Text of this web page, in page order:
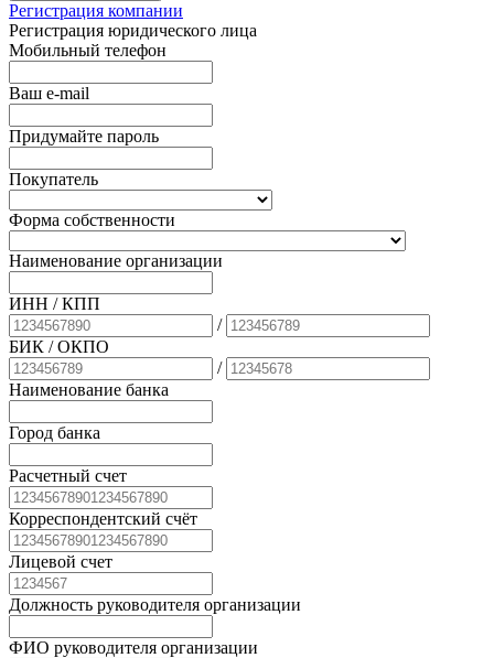
Регистрация компании
Регистрация юридического лица
Мобильный телефон
Ваш e-mail
Придумайте пароль
Покупатель
Форма собственности
Наименование организации
ИНН / КПП
/
БИК / ОКПО
/
Наименование банка
Город банка
Расчетный счет
Корреспондентский счёт
Лицевой счет
Должность руководителя организации
ФИО руководителя организации